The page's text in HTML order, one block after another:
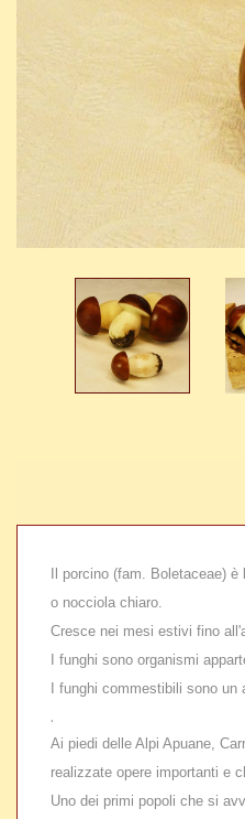
Il porcino (fam. Boletaceae)
o nocciola chiaro.
Cresce nei mesi estivi fino
I funghi sono organismi
I funghi commestibili sono
.
Ai piedi delle Alpi Apuane,
realizzate opere importanti e
Uno dei primi popoli che si